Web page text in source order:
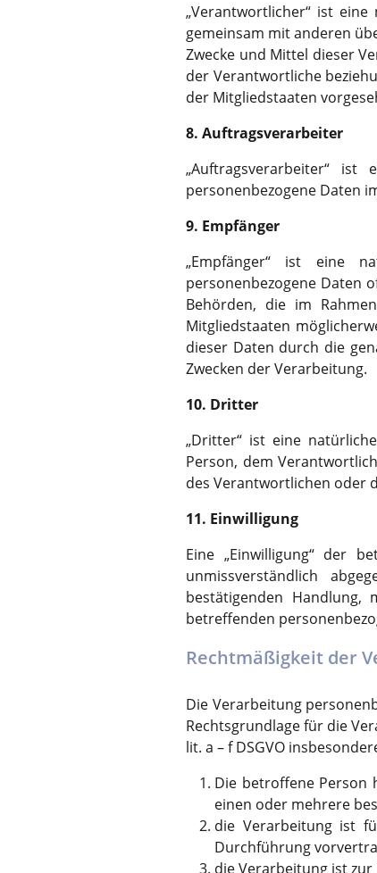
„Verantwortlicher“ ist
gemeinsam mit anderen
Zwecke und Mittel dieser
der Verantwortliche
der Mitgliedstaaten
8. Auftragsverarbeiter
„Auftragsverarbeiter“
personenbezogene Daten
9. Empfänger
„Empfänger“ ist eine
personenbezogene Daten
Behörden, die im
Mitgliedstaaten
dieser Daten durch die
Zwecken der Verarbeitung.
10. Dritter
„Dritter“ ist eine
Person, dem
des Verantwortlichen oder
11. Einwilligung
Eine „Einwilligung“ der
unmissverständlich
bestätigenden
betreffenden
Rechtmäßigkeit der
Die Verarbeitung
Rechtsgrundlage für die
lit. a – f DSGVO
Die betroffene Person
einen oder mehrere
die Verarbeitung ist
Durchführung
die Verarbeitung ist